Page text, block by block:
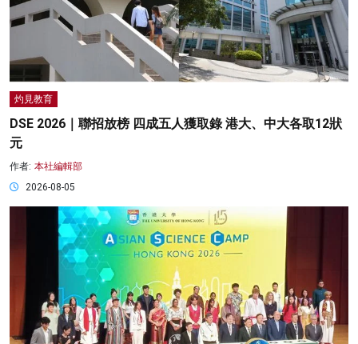
灼見教育
DSE 2026｜聯招放榜 四成五人獲取錄 港大、中大各取12狀
元
作者: 本社編輯部
2026-08-05